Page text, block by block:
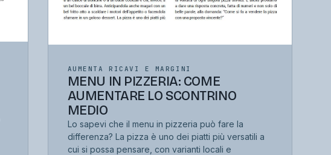
AUMENTA RICAVI E MARGINI
MENU IN PIZZERIA: COME
AUMENTARE LO SCONTRINO
MEDIO
Lo sapevi che il menu in pizzeria può fare la
differenza? La pizza è uno dei piatti più versatili a
cui si possa pensare, con varianti locali e